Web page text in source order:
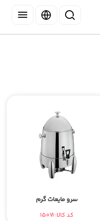
سرو مایعات گرم
کد کالا: 15071